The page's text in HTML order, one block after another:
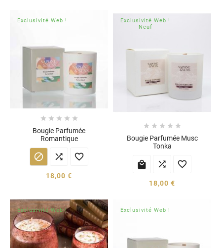
Exclusivité Web !
    
Bougie Parfumée
Romantique
  
18,00 €
Exclusivité Web !
Neuf
    
Bougie Parfumée Musc
Tonka
  
18,00 €
Exclusivité Web ! Exclusivité Web !